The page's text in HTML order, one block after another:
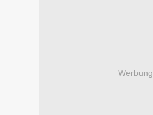
Werbung